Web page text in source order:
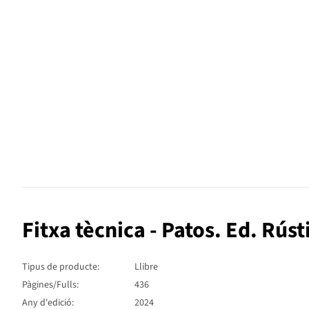
Fitxa tècnica - Patos. Ed.
Tipus de producte:
Llibre
Pàgines/Fulls:
436
Any d'edició:
2024